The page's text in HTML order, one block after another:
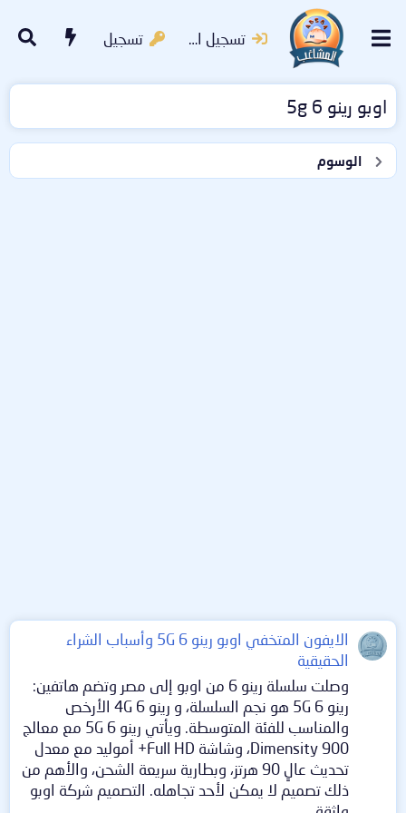
تسجيل الدخول تسجيل
اوبو رينو 6 5g
الوسوم
الايفون المتخفي اوبو رينو 6 5G وأسباب الشراء
الحقيقية
وصلت سلسلة رينو 6 من اوبو إلى مصر وتضم هاتفين:
رينو 6 5G هو نجم السلسلة، و رينو 6 4G الأرخص
والمناسب للفئة المتوسطة. ويأتي رينو 6 5G مع معالج
Dimensity 900، وشاشة Full HD+ أموليد مع معدل
تحديث عالٍ 90 هرتز، وبطارية سريعة الشحن، والأهم من
ذلك تصميم لا يمكن لأحد تجاهله. التصميم شركة اوبو